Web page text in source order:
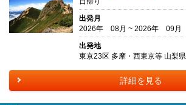
出発月
2026年 08月 ~ 2026年 09月
出発地
東京23区 多摩・西東京等 山梨県
詳細を見る